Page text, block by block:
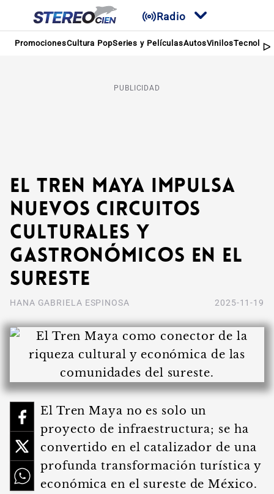
Radio
PromocionesCultura PopSeries y PelículasAutosVinilos
PUBLICIDAD
El Tren Maya Impulsa
Nuevos Circuitos
Culturales y
Gastronómicos en el
Sureste
HANA GABRIELA ESPINOSA 2025-11-19
El Tren Maya no es solo un
proyecto de infraestructura; se ha
convertido en el catalizador de una
profunda transformación turística y
económica en el sureste de México.